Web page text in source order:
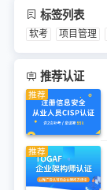
标签列表
软考 项目管理
推荐认证